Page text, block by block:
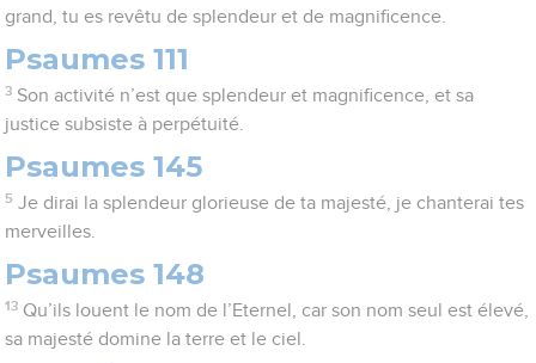
grand, tu es revêtu de splendeur et de magnificence.
Psaumes 111
3 Son activité n’est que splendeur et magnificence, et sa
justice subsiste à perpétuité.
Psaumes 145
5 Je dirai la splendeur glorieuse de ta majesté, je chanterai tes
merveilles.
Psaumes 148
13 Qu’ils louent le nom de l’Eternel, car son nom seul est élevé,
sa majesté domine la terre et le ciel.